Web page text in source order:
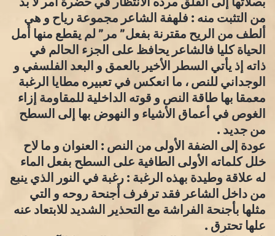
من التثبت منه : فلهفة الشاعر مجموعة رياح و هي
ألطف من الريح مقترنة بفعل” مر” لم يقطع منها أمل
الحياة كليا فالشاعر يحافظ على الجزء الحالم في
ذاته إذ يأتي السطر الأخير بالعمق و البعد الفلسفي و
الوجداني للنص ، ما انعكس في تعبيره مطايا الرغبة
معمقا بها طاقة النص و قوته الداخلية للمقاومة إزاء
الغوص في أعماق الأشياء و النهوض بها إلى السطح
من جديد .
عودة إلى الضفة الأولى من النص : العنوان و ما لاح
خلل كلماته الأولى الطافية على السطح بفعل الماء
له علاقة وطيدة بهذه الرغبة : رغبة في النور الذي ينبع
من داخل الشاعر فقد ترفرف أجنحة روحه و التي
مثلها بأجنحة الفراشة مع التحذير الشديد للابتعاد عنه
علها تحترق .